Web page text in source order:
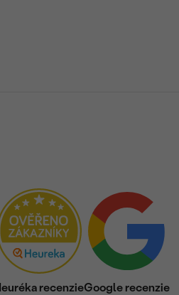
recenzieGoogle recenzie